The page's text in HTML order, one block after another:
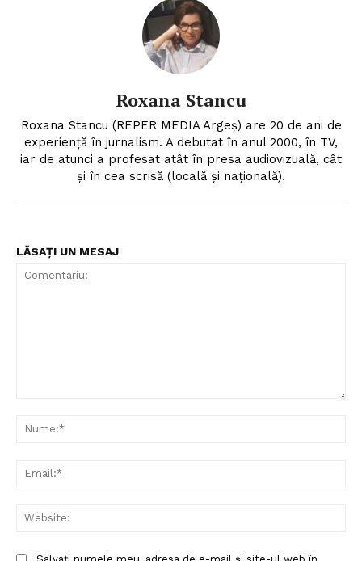
Roxana Stancu
Roxana Stancu (REPER MEDIA Argeş) are 20 de ani de
experiență în jurnalism. A debutat în anul 2000, în TV,
iar de atunci a profesat atât în presa audiovizuală, cât
și în cea scrisă (locală și națională).
LĂSAȚI UN MESAJ